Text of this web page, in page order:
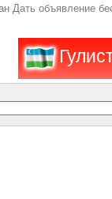
Дать объявление